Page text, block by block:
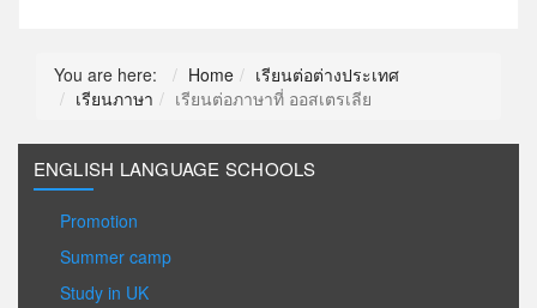
You are here: Home
เรียนต่อต่างประเทศ
เรียนภาษา
เรียนต่อภาษาที่ ออสเตรเลีย
ENGLISH LANGUAGE SCHOOLS
Promotion
Summer camp
Study in UK